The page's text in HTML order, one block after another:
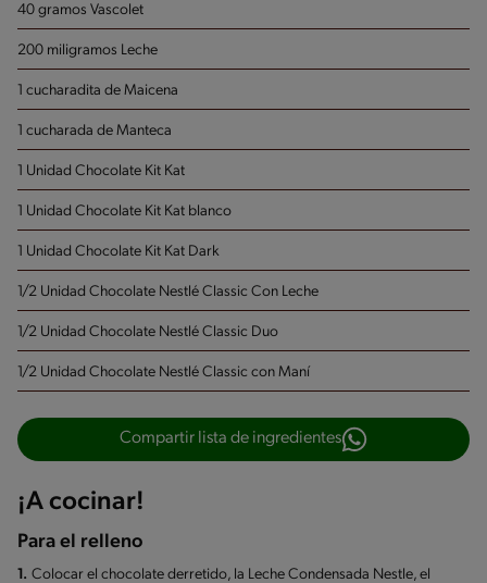
40 gramos Vascolet
200 miligramos Leche
1 cucharadita de Maicena
1 cucharada de Manteca
1 Unidad Chocolate Kit Kat
1 Unidad Chocolate Kit Kat blanco
1 Unidad Chocolate Kit Kat Dark
1/2 Unidad Chocolate Nestlé Classic Con Leche
1/2 Unidad Chocolate Nestlé Classic Duo
1/2 Unidad Chocolate Nestlé Classic con Maní
Compartir lista de ingredientes
¡A cocinar!
Para el relleno
1. Colocar el chocolate derretido, la Leche Condensada Nestle, el